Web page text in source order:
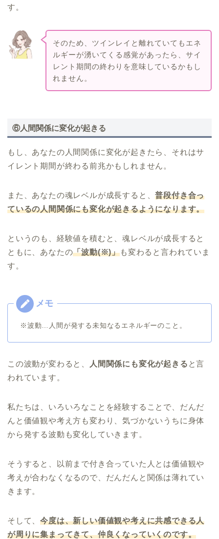
す。
そのため、ツインレイと離れていてもエネ
ルギーが湧いてくる感覚があったら、サイ
レント期間の終わりを意味しているかもし
れません。
⑥人間関係に変化が起きる
もし、あなたの人間関係に変化が起きたら、それはサ
イレント期間が終わる前兆かもしれません。
また、あなたの魂レベルが成長すると、普段付き合っ
ているの人間関係にも変化が起きるようになります。
というのも、経験値を積むと、魂レベルが成長すると
ともに、あなたの「波動(※)」も変わると言われていま
す。
※波動…人間が発する未知なるエネルギーのこと。
この波動が変わると、 人間関係にも変化が起きる と言
われています。
私たちは、いろいろなことを経験することで、だんだ
んと価値観や考え方も変わり、気づかないうちに身体
から発する波動も変化していきます。
そうすると、以前まで付き合っていた人とは価値観や
考えが合わなくなるので、だんだんと関係は薄れてい
きます。
そして、今度は、新しい価値観や考えに共感できる人
が周りに集まってきて、仲良くなっていくのです。